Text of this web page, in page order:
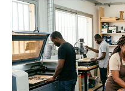
Étudiants Néo-diplômés
Innovateurs
Entreprises